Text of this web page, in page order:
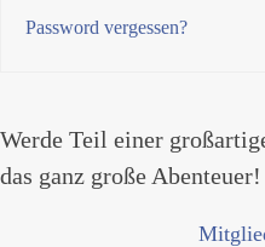
Password vergessen?
Werde Teil einer
das ganz große Abenteuer!